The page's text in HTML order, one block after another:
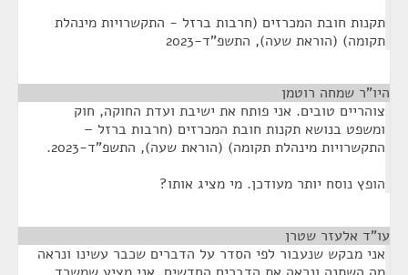
תקנות חובת המכרזים (חרבות ברזל - התקשרויות מינהלת
תקומה) (הוראת שעה), התשפ"ד-2023
היו"ר שמחה רוטמן
צוהריים טובים. אני פותח את ישיבת ועדת החוקה, חוק
ומשפט בנושא תקנות חובת המכרזים (חרבות ברזל –
התקשרויות מינהלת תקומה) (הוראת שעה), התשפ"ד-2023.
הופץ נוסח יותר מעודכן. מי מציג אותו?
עו"ד אלעזר שטרן
אני מבקש שנעבור לפי הסדר על הדברים שכבר עשינו ונראה